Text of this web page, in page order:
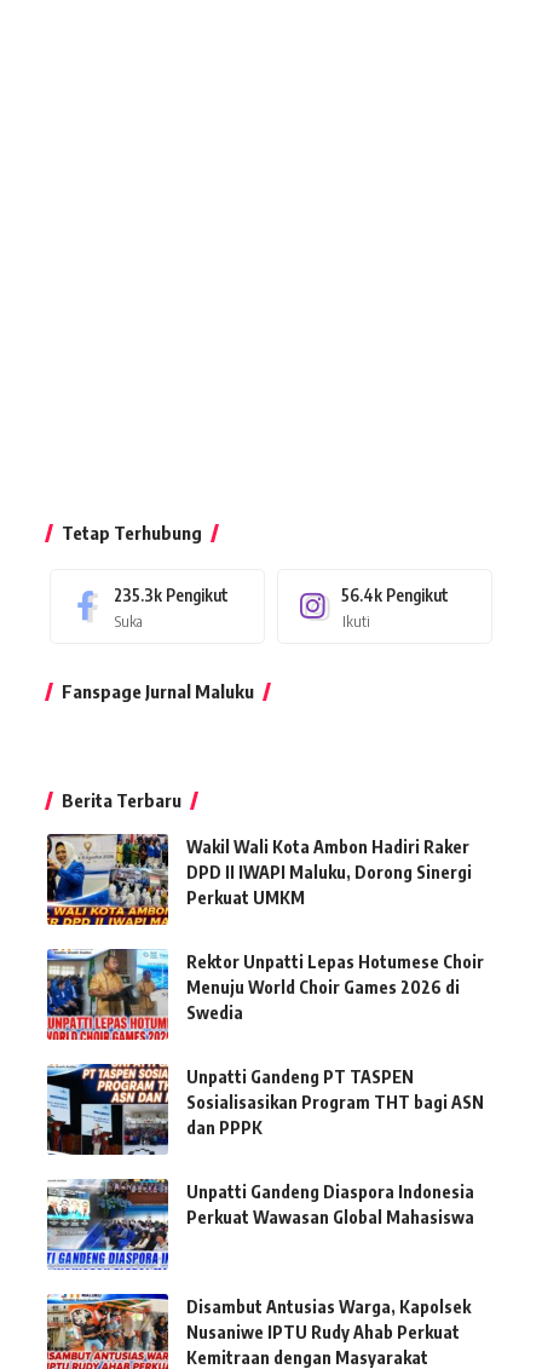
Tetap Terhubung
235.3k Pengikut
Suka
56.4k Pengikut
Ikuti
Fanspage Jurnal Maluku
Berita Terbaru
Wakil Wali Kota Ambon Hadiri Raker
DPD II IWAPI Maluku, Dorong Sinergi
Perkuat UMKM
Rektor Unpatti Lepas Hotumese Choir
Menuju World Choir Games 2026 di
Swedia
Unpatti Gandeng PT TASPEN
Sosialisasikan Program THT bagi ASN
dan PPPK
Unpatti Gandeng Diaspora Indonesia
Perkuat Wawasan Global Mahasiswa
Disambut Antusias Warga, Kapolsek
Nusaniwe IPTU Rudy Ahab Perkuat
Kemitraan dengan Masyarakat